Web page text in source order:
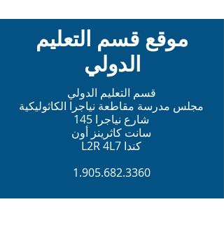
موقع قسم التعليم
الدولي
قسم التعليم الدولي
مجلس مدرسة مقاطعة نياجرا الكاثوليكية
145 شارع نياجرا
سانت كاثرينز أون
L2R 4L7 كندا
1.905.682.3360